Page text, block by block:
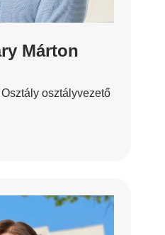
Márton
osztályvezető